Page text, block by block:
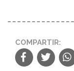
COMPARTIR: